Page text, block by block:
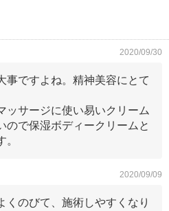
2020/09/30
事ですよね。精神美容にとて
ッサージに使い易いクリーム
ので保湿ボディークリームと
2020/09/09
くのびて、施術しやすくなり